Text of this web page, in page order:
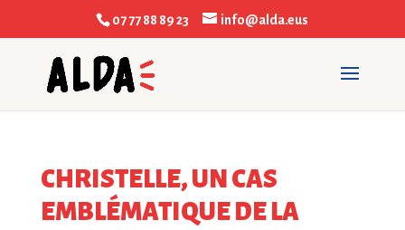
07 77 88 89 23 info@alda.eus
CHRISTELLE, UN CAS
EMBLÉMATIQUE DE LA